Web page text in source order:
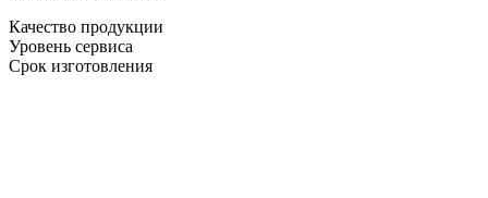
Качество продукции
Уровень сервиса
Срок изготовления